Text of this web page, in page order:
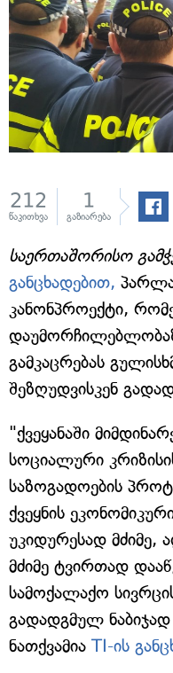
212
წაკითხვა
1
გაზიარება
საერთაშორისო
განცხადებით,
კანონპროექტი,
გამკაცრებას
შეზღუდვისკენ
"ქვეყანაში
სოციალური
საზოგადოების
ქვეყნის
უკიდურესად მძიმე,
მძიმე ტვირთად
სამოქალაქო
გადადგმულ
ნათქვამია TI-ის